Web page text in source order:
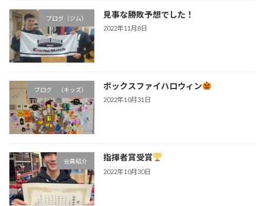
ブログ（ジム） 見事な勝敗予想でした！
2022年11月8日
ブログ （キッズ） ボックスファイハロウィン
2022年10月31日
会員紹介 指揮者賞受賞
2022年10月30日